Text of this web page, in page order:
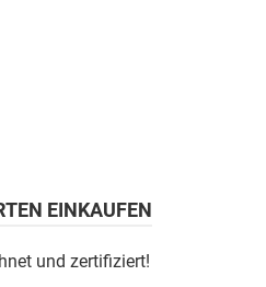
EINKAUFEN
und zertifiziert!